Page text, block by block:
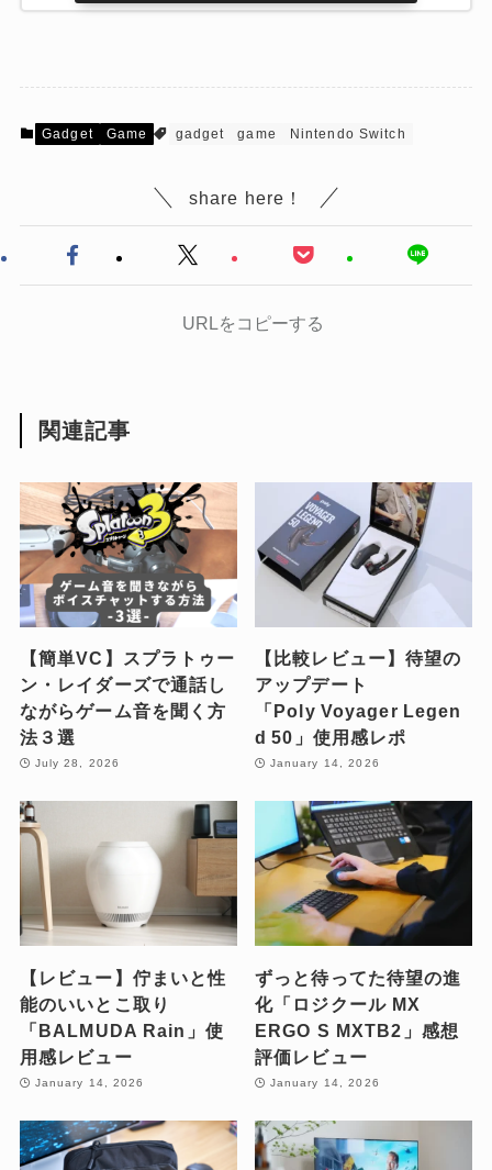
Gadget Game gadget game Nintendo Switch
share here！
URLをコピーする
関連記事
【簡単VC】スプラトゥー
ン・レイダーズで通話し
ながらゲーム音を聞く方
法３選
July 28, 2026
【比較レビュー】待望の
アップデート
「Poly Voyager Legen
d 50」使用感レポ
January 14, 2026
【レビュー】佇まいと性
能のいいとこ取り
「BALMUDA Rain」使
用感レビュー
January 14, 2026
ずっと待ってた待望の進
化「ロジクール MX
ERGO S MXTB2」感想
評価レビュー
January 14, 2026